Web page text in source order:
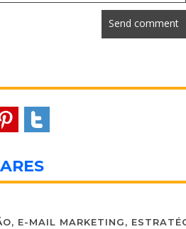
, E-MAIL MARKETING,